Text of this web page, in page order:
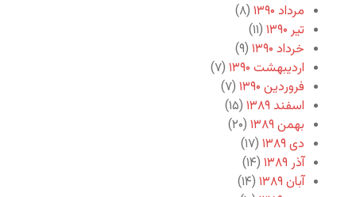
مرداد ۱۳۹۰
(۸)
تیر ۱۳۹۰
(۱۱)
خرداد ۱۳۹۰
(۹)
اردیبهشت ۱۳۹۰
(۷)
فروردین ۱۳۹۰
(۷)
اسفند ۱۳۸۹
(۱۵)
بهمن ۱۳۸۹
(۲۰)
دی ۱۳۸۹
(۱۷)
آذر ۱۳۸۹
(۱۴)
آبان ۱۳۸۹
(۱۴)